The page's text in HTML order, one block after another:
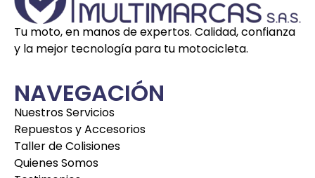
Tu moto, en manos de expertos. Calidad, confianza
y la mejor tecnología para tu motocicleta.
NAVEGACIÓN
Nuestros Servicios
Repuestos y Accesorios
Taller de Colisiones
Quienes Somos